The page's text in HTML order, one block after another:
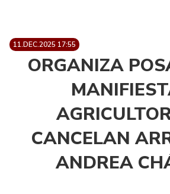
11.DEC.2025 17:55
ORGANIZA
CANCELAN
ANDREA